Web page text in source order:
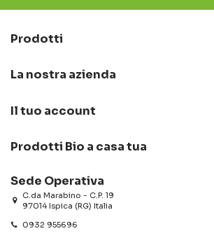
Prodotti
La nostra azienda
Il tuo account
Prodotti Bio a casa tua
Sede Operativa
C.da Marabino - C.P. 19
97014 Ispica (RG) Italia
0932 955696